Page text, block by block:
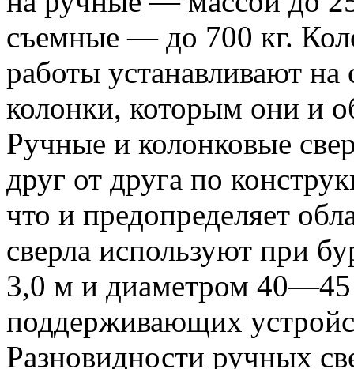
съемные — до 700 кг.
работы устанавливают
колонки, которым они и
Ручные и колонковые
друг от друга по
что и предопределяет
сверла используют при
3,0 м и диаметром
поддерживающих
Разновидности ручных